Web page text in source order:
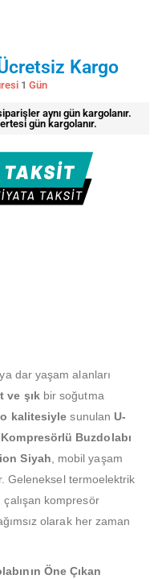
Kargo
1 Gün
aynı gün kargolanır.
gün kargolanır.
dar yaşam alanları
ve şıkbir soğutma
kalitesiyle sunulan U-
Buzdolabı
Siyah, mobil yaşam
Geleneksel termoelektrik
çalışan kompresör
olarak her zaman
Öne Çıkan